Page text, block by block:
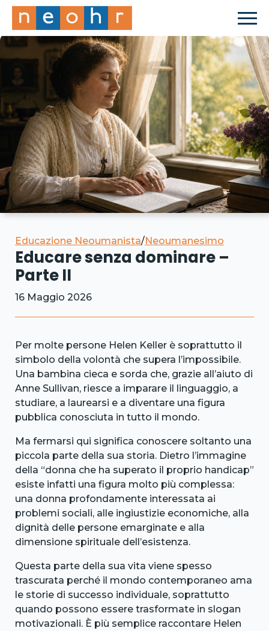
Educazione Neoumanista/Neoumanesimo
Educare senza dominare –
Parte II
16 Maggio 2026
Per molte persone Helen Keller è soprattutto il
simbolo della volontà che supera l’impossibile.
Una bambina cieca e sorda che, grazie all’aiuto di
Anne Sullivan, riesce a imparare il linguaggio, a
studiare, a laurearsi e a diventare una figura
pubblica conosciuta in tutto il mondo.
Ma fermarsi qui significa conoscere soltanto una
piccola parte della sua storia. Dietro l’immagine
della “donna che ha superato il proprio handicap”
esiste infatti una figura molto più complessa:
una donna profondamente interessata ai
problemi sociali, alle ingiustizie economiche, alla
dignità delle persone emarginate e alla
dimensione spirituale dell’esistenza.
Questa parte della sua vita viene spesso
trascurata perché il mondo contemporaneo ama
le storie di successo individuale, soprattutto
quando possono essere trasformate in slogan
motivazionali. È più semplice raccontare Helen